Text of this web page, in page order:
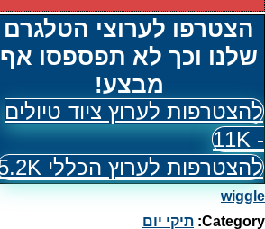
הצטרפו לערוצי הטלגרם
שלנו וכך לא תפספסו אף
מבצע!
להצטרפות לערוץ ציוד טיולים
- 11K
להצטרפות לערוץ הכללי 5.2K
wiggle
Category: תיקי יום